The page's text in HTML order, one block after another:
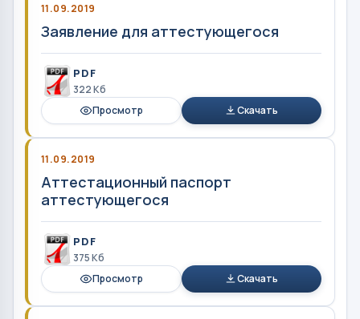
11.09.2019
Заявление для аттестующегося
PDF
322 Кб
Просмотр
Скачать
11.09.2019
Аттестационный паспорт
аттестующегося
PDF
375 Кб
Просмотр
Скачать